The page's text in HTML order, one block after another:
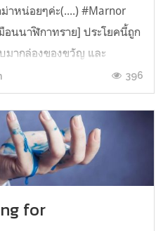
าหน่อยๆค่ะ(....) #Marnor
อนนาฬิกาทราย] ประโยคนี้ถูก
มากล่องของขวัญ และ
ได้รับนาฬิกาทรายอันเก่าๆ
ง นี่คือของขวัญวันเกิดของ
ขียนกำกับไว้ข้า...
396
for